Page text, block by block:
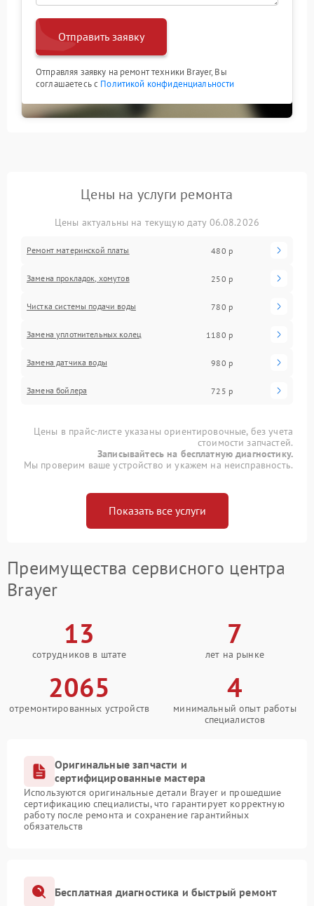
Отправить заявку
Отправляя заявку на ремонт техники Brayer, Вы
соглашаетесь с Политикой конфиденциальности
Цены на услуги ремонта
Цены актуальны на текущую дату 06.08.2026
Ремонт материнской платы 480 р
Замена прокладок, хомутов 250 р
Чистка системы подачи воды 780 р
Замена уплотнительных колец 1180 р
Замена датчика воды 980 р
Замена бойлера 725 р
Цены в прайс-листе указаны ориентировочные, без учета
стоимости запчастей.
Записывайтесь на бесплатную диагностику.
Мы проверим ваше устройство и укажем на неисправность.
Показать все услуги
Преимущества сервисного центра
Brayer
13
сотрудников в штате
7
лет на рынке
2065
отремонтированных устройств
4
минимальный опыт работы
специалистов
Оригинальные запчасти и
сертифицированные мастера
Используются оригинальные детали Brayer и прошедшие
сертификацию специалисты, что гарантирует корректную
работу после ремонта и сохранение гарантийных
обязательств
Бесплатная диагностика и быстрый ремонт